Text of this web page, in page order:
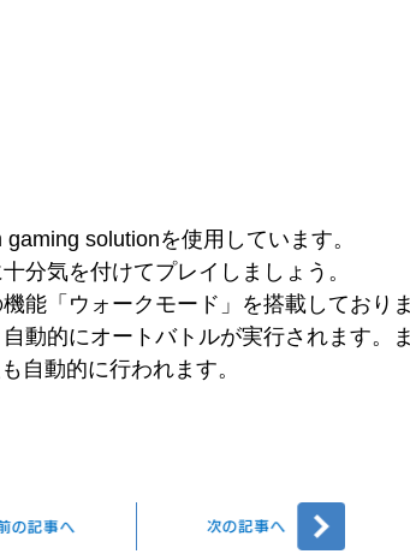
solutionを使用しています。
分気を付けてプレイしましょう。
能「ウォークモード」を搭載しており
動的にオートバトルが実行されます。
自動的に行われます。